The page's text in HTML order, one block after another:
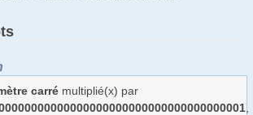
carrémultiplié(x) par
,